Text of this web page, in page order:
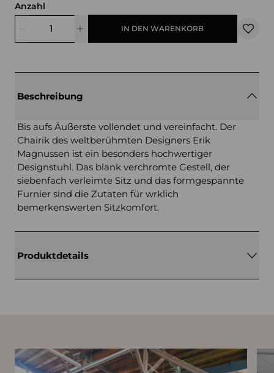
Anzahl
IN DEN WARENKORB
Beschreibung
Bis aufs Äußerste vollendet und vereinfacht. Der
Chairik des weltberühmten Designers Erik
Magnussen ist ein besonders hochwertiger
Designstuhl. Das blank verchromte Gestell, der
siebenfach verleimte Sitz und das formgespannte
Furnier sind die Zutaten für wrklich
bemerkenswerten Sitzkomfort.
Produktdetails